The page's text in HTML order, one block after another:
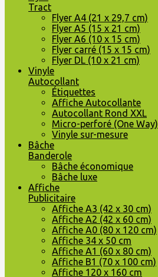
Tract
Flyer A4 (21 x 29,7 cm)
Flyer A5 (15 x 21 cm)
Flyer A6 (10 x 15 cm)
Flyer carré (15 x 15 cm)
Flyer DL (10 x 21 cm)
Vinyle
Autocollant
Étiquettes
Affiche Autocollante
Autocollant Rond XXL
Micro-perforé (One Way)
Vinyle sur-mesure
Bâche
Banderole
Bâche économique
Bâche luxe
Affiche
Publicitaire
Affiche A3 (42 x 30 cm)
Affiche A2 (42 x 60 cm)
Affiche A0 (80 x 120 cm)
Affiche 34 x 50 cm
Affiche A1 (60 x 80 cm)
Affiche B1 (70 x 100 cm)
Affiche 120 x 160 cm